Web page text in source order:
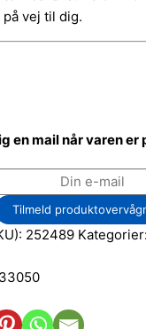
vej til dig.
en mail når varen er
Tilmeld
252489 Kategorier: